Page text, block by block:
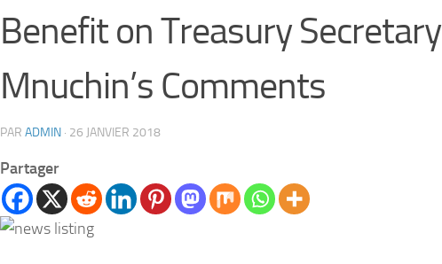
Benefit on Treasury Secretary
Mnuchin’s Comments
PAR ADMIN · 26 JANVIER 2018
Partager